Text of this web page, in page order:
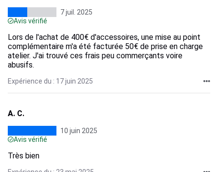
7 juil. 2025
Avis vérifié
Lors de l'achat de 400€ d'accessoires, une mise au point
complémentaire m'a été facturée 50€ de prise en charge
atelier. J'ai trouvé ces frais peu commerçants voire
abusifs.
Expérience du : 17 juin 2025
A. C.
10 juin 2025
Avis vérifié
Très bien